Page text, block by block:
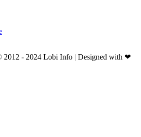
2012 - 2024 Lobi Info | Designed with ❤